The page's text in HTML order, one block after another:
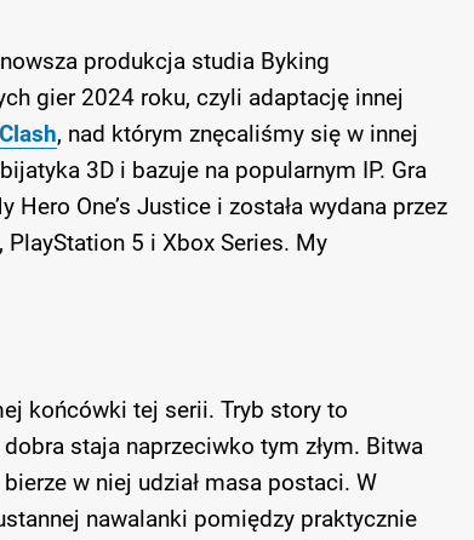
produkcja studia Byking
gier 2024 roku, czyli adaptację innej
, nad którym znęcaliśmy się w innej
3D i bazuje na popularnym IP. Gra
One’s Justice i została wydana przez
5 i Xbox Series. My
końcówki tej serii. Tryb story to
staja naprzeciwko tym złym. Bitwa
w niej udział masa postaci. W
nawalanki pomiędzy praktycznie